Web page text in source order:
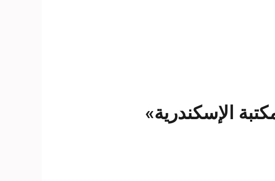
الإسكندرية»